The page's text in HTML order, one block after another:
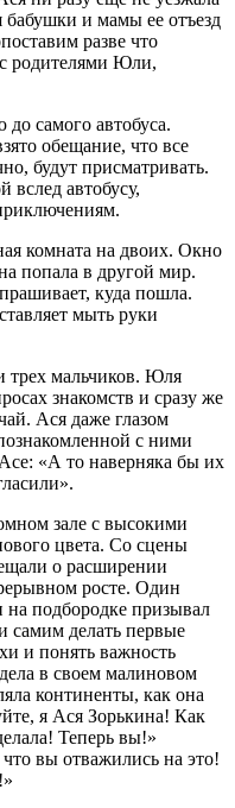
и мамы ее отъезд
разве что
родителями Юли,
самого автобуса.
обещание, что все
будут присматривать.
вслед автобусу,
комната на двоих. Окно
попала в другой мир.
куда пошла.
мыть руки
трех мальчиков. Юля
знакомств и сразу же
Ася даже глазом
с ними
«А то наверняка бы их
зале с высокими
цвета. Со сцены
о расширении
росте. Один
подбородке призывал
самим делать первые
и понять важность
в своем малиновом
континенты, как она
я Ася Зорькина! Как
Теперь вы!»
вы отважились на это!